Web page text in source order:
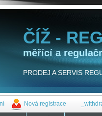
ČÍŽ -
měřící a
PRODEJ A SERVIS
Nová registrace